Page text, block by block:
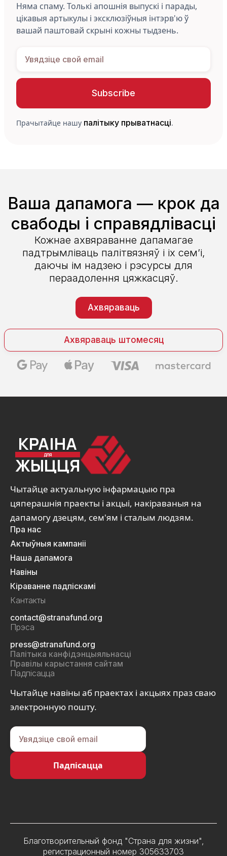
Няма спаму. Толькі апошнія выпускі і парады,
цікавыя артыкулы і эксклюзіўныя інтэрв'ю ў
вашай паштовай скрыні кожны тыдзень.
Прачытайце нашу палітыку прыватнасці.
Ваша дапамога — крок да
свабоды і справядлівасці
Кожнае ахвяраванне дапамагае
падтрымліваць палітвязняў і іх сем’і,
даючы ім надзею і рэсурсы для
пераадолення цяжкасцяў.
Ахвяраваць
Ахвяраваць штомесяц
КРАІНА
ДЛЯ
ЖЫЦЦЯ
Чытайце актуальную інфармацыю пра
цяперашнія праекты і акцыі, накіраваныя на
дапамогу дзецям, сем'ям і сталым людзям.
Пра нас
Актыўныя кампаніі
Наша дапамога
Навіны
Кіраванне падпіскамі
Кантакты
contact@stranafund.org
Прэса
press@stranafund.org
Палітыка канфідэнцыяльнасці
Правілы карыстання сайтам
Падпісацца
Чытайце навіны аб праектах і акцыях праз сваю
электронную пошту.
Благотворительный фонд "Страна для жизни",
регистрационный номер 305633703